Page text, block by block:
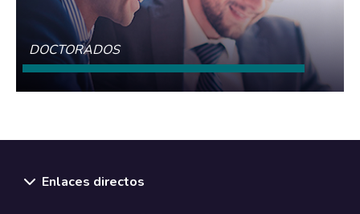
DOCTORADOS
Enlaces directos